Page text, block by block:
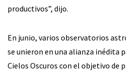
productivos”, dijo.
En junio, varios observatorios
se unieron en una alianza inédita
Cielos Oscuros con el objetivo de